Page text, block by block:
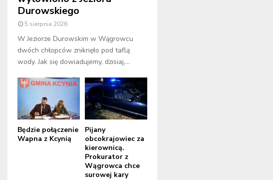
Durowskiego
5 sierpnia 2026
W Jeziorze Durowskim w Wągrowcu
dwóch chłopców zniknęło pod taflą
wody. Jak się dowiadujemy, dzisiaj,...
Będzie połączenie
Wapna z Kcynią
Pijany
obcokrajowiec za
kierownicą.
Prokurator z
Wągrowca chce
surowej kary